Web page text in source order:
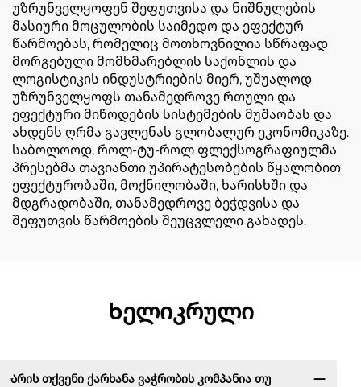
უზრუნველყოფენ შეფუთვისა და ნიშნულების
მასიური მოცულობის საიმედო და ეფექტურ
წარმოებას, რომელიც მოთხოვნილია სწრაფად
მორგებული მომხმარებლის საქონლის და
ლოგისტიკის ინდუსტრიების მიერ, უშუალოდ
უზრუნველყოფს თანამედროვე რთული და
ეფექტური მიწოდების სისტემების მუშაობას და
ახდენს ღრმა გავლენას გლობალურ ეკონომიკაზე.
საბოლოოდ, როლ-ტუ-როლ ფლექსოგრაფიულმა
პრესებმა თავიანთი უპირატესობების წყალობით
ეფექტურობაში, მოქნილობაში, ხარისხში და
მდგრადობაში, თანამედროვე ბეჭდვისა და
შეფუთვის წარმოების შეუცვლელი გახადეს.
Ხელიკრული
Არის თქვენი ქარხანა ვაჭრობის კომპანია თუ